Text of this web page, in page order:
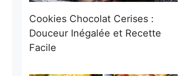
Cookies Chocolat Cerises :
Douceur Inégalée et Recette
Facile